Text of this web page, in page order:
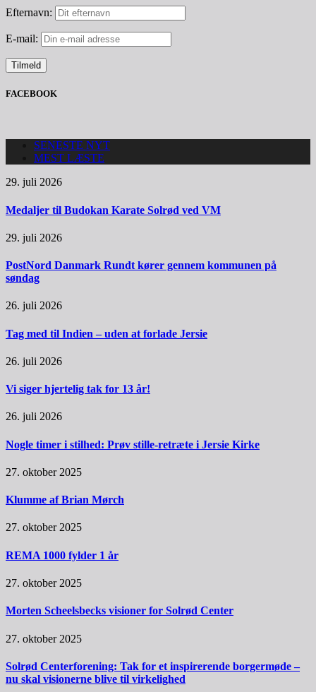
Efternavn:
E-mail:
FACEBOOK
SENESTE NYT
MEST LÆSTE
29. juli 2026
Medaljer til Budokan Karate Solrød ved VM
29. juli 2026
PostNord Danmark Rundt kører gennem kommunen på
søndag
26. juli 2026
Tag med til Indien – uden at forlade Jersie
26. juli 2026
Vi siger hjertelig tak for 13 år!
26. juli 2026
Nogle timer i stilhed: Prøv stille-retræte i Jersie Kirke
27. oktober 2025
Klumme af Brian Mørch
27. oktober 2025
REMA 1000 fylder 1 år
27. oktober 2025
Morten Scheelsbecks visioner for Solrød Center
27. oktober 2025
Solrød Centerforening: Tak for et inspirerende borgermøde –
nu skal visionerne blive til virkelighed